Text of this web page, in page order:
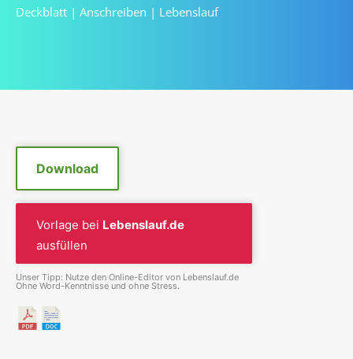
Deckblatt | Anschreiben | Lebenslauf
Download
Vorlage bei Lebenslauf.de
ausfüllen
Unser Tipp: Nutze den Online-Editor von Lebenslauf.de
Ohne Word-Kenntnisse und ohne Stress.